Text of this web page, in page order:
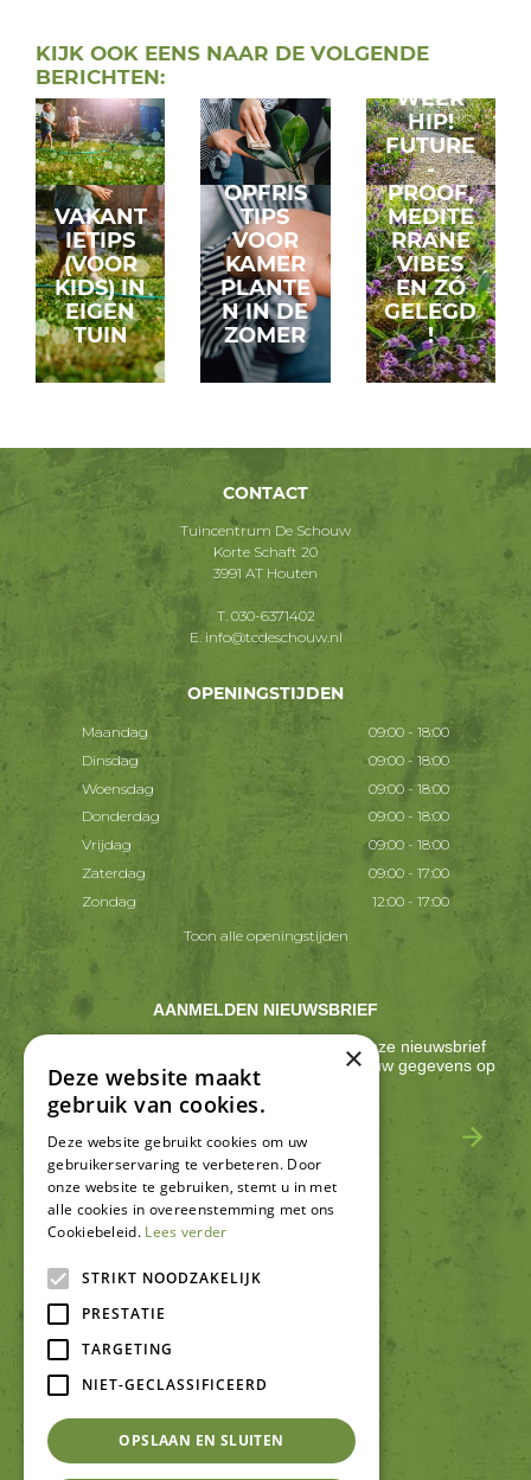
KIJK OOK EENS NAAR DE VOLGENDE
BERICHTEN:
VAKANT
IETIPS
(VOOR
KIDS) IN
EIGEN
TUIN
OPFRIS
TIPS
VOOR
KAMER
PLANTE
N IN DE
ZOMER
GRIND
WEER
HIP!
FUTURE
-
PROOF,
MEDITE
RRANE
VIBES
EN ZÓ
GELEGD
!
CONTACT
Tuincentrum De Schouw
Korte Schaft 20
3991 AT Houten
T. 030-6371402
E. info@tcdeschouw.nl
OPENINGSTIJDEN
Maandag
09:00 - 18:00
Dinsdag
09:00 - 18:00
Woensdag
09:00 - 18:00
Donderdag
09:00 - 18:00
Vrijdag
09:00 - 18:00
Zaterdag
09:00 - 17:00
Zondag
12:00 - 17:00
Toon alle openingstijden
AANMELDEN NIEUWSBRIEF
Ontvang ongeveer één keer per 2 weken onze nieuwsbrief
met acties, nieuws & activiteiten! We slaan jouw gegevens op
conform onze
×
Deze website maakt
gebruik van cookies.
Deze website gebruikt cookies om uw
gebruikerservaring te verbeteren. Door
onze website te gebruiken, stemt u in met
alle cookies in overeenstemming met ons
Cookiebeleid. Lees verder
STRIKT NOODZAKELIJK
PRESTATIE
TARGETING
NIET-GECLASSIFICEERD
OPSLAAN EN SLUITEN